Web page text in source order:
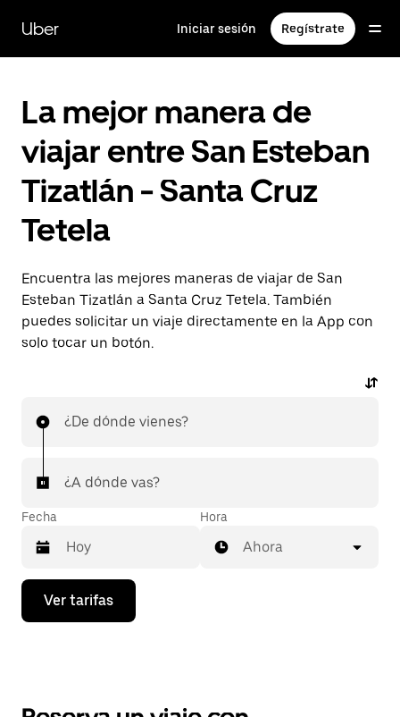
contenido
principal
Uber Iniciar sesión Regístrate
La mejor manera de
viajar entre San Esteban
Tizatlán - Santa Cruz
Tetela
Encuentra las mejores maneras de viajar de San
Esteban Tizatlán a Santa Cruz Tetela. También
puedes solicitar un viaje directamente en la App con
solo tocar un botón.
¿De dónde vienes?
¿A dónde vas?
Fecha
Presiona
flecha
Hora
Ahora
Ver tarifas